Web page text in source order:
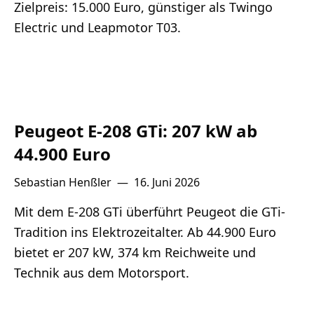
Zielpreis: 15.000 Euro, günstiger als Twingo
Electric und Leapmotor T03.
Peugeot E-208 GTi: 207 kW ab
44.900 Euro
Sebastian Henßler — 16. Juni 2026
Mit dem E-208 GTi überführt Peugeot die GTi-
Tradition ins Elektrozeitalter. Ab 44.900 Euro
bietet er 207 kW, 374 km Reichweite und
Technik aus dem Motorsport.